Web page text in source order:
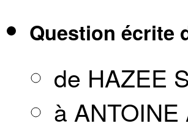
Question écrite
de HAZEE
à